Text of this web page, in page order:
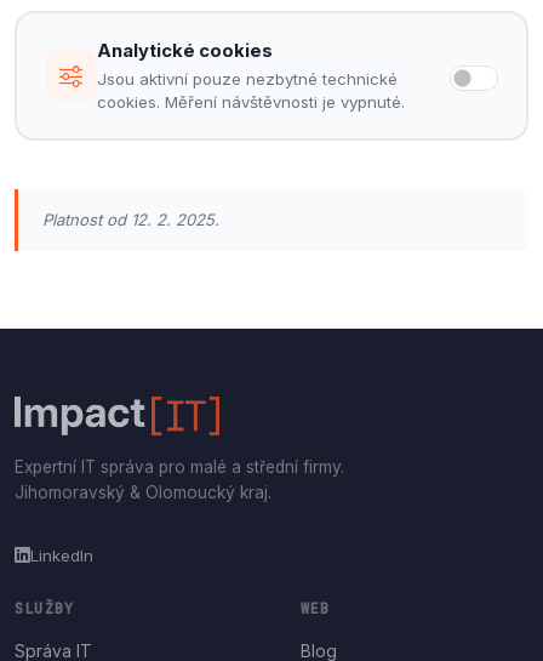
Analytické cookies
Jsou aktivní pouze nezbytné technické
cookies. Měření návštěvnosti je vypnuté.
Platnost od 12. 2. 2025.
Expertní IT správa pro malé a střední firmy.
Jihomoravský & Olomoucký kraj.
LinkedIn
SLUŽBY
Správa IT
WEB
Blog